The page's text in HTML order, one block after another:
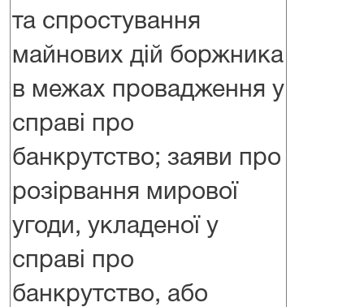
та спростування
майнових дій боржника
в межах провадження у
справі про
банкрутство; заяви про
розірвання мирової
угоди, укладеної у
справі про
банкрутство, або